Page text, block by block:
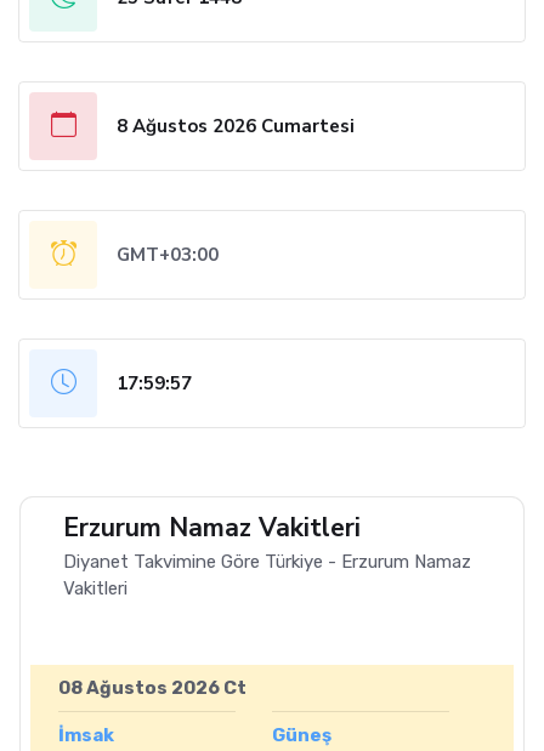
8 Ağustos 2026 Cumartesi
GMT+03:00
17:59:58
Erzurum Namaz Vakitleri
Diyanet Takvimine Göre Türkiye - Erzurum Namaz
Vakitleri
08 Ağustos 2026 Ct
İmsak
Güneş